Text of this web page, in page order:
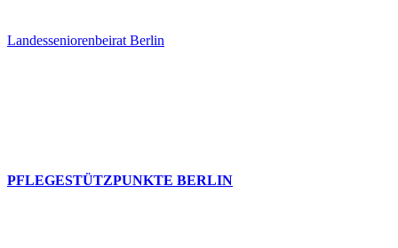
Landesseniorenbeirat Berlin
PFLEGESTÜTZPUNKTE BERLIN